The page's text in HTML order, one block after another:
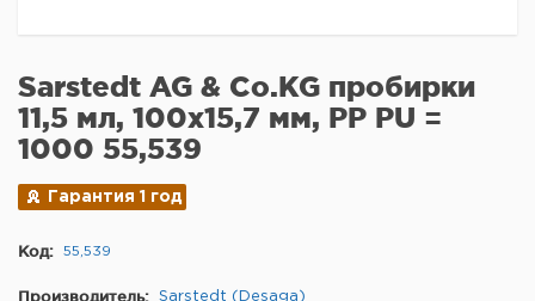
Sarstedt AG & Co.KG пробирки
11,5 мл, 100x15,7 мм, PP PU =
1000 55,539
Гарантия 1 год
Код: 55,539
Производитель: Sarstedt (Desaga)